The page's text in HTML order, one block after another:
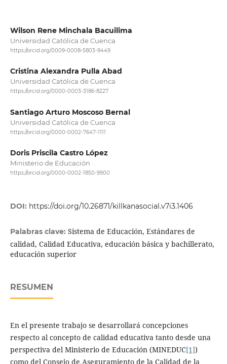
Wilson Rene Minchala Bacuilima
Universidad Católica de Cuenca
https://orcid.org/0009-0008-5803-9449
Cristina Alexandra Pulla Abad
Universidad Católica de Cuenca
https://orcid.org/0000-0003-3186-8227
Santiago Arturo Moscoso Bernal
Universidad Católica de Cuenca
https://orcid.org/0000-0002-7647-1111
Doris Priscila Castro López
Ministerio de Educación
https://orcid.org/0000-0002-1850-9900
DOI: https://doi.org/10.26871/killkanasocial.v7i3.1406
Palabras clave: Sistema de Educación, Estándares de
calidad, Calidad Educativa, educación básica y bachillerato,
educación superior
RESUMEN
En el presente trabajo se desarrollará concepciones
respecto al concepto de calidad educativa tanto desde una
perspectiva del Ministerio de Educación (MINEDUC[1])
como del Consejo de Aseguramiento de la Calidad de la